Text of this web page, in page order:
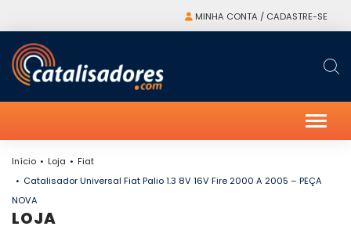
MINHA CONTA / CADASTRE-SE
Início Loja
Fiat
Catalisador Universal Fiat Palio 1.3 8V 16V Fire 2000 A 2005 – PEÇA
NOVA
LOJA